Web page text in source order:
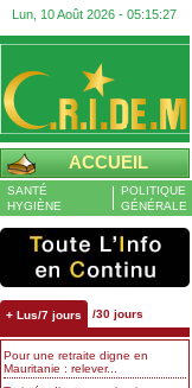
Lun, 10 Août 2026 - 05:15:28
ACCUEIL
SANTÉ
HYGIÈNE
POLITIQUE
GÉNÉRALE
+ Lus/7 jours /30 jours
Pour une retraite digne en
Mauritanie : relever...